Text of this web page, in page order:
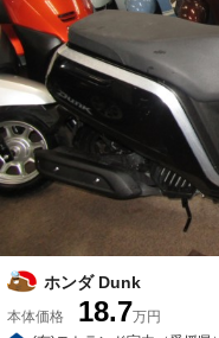
ホンダ Dunk
本体価格 18.7万円